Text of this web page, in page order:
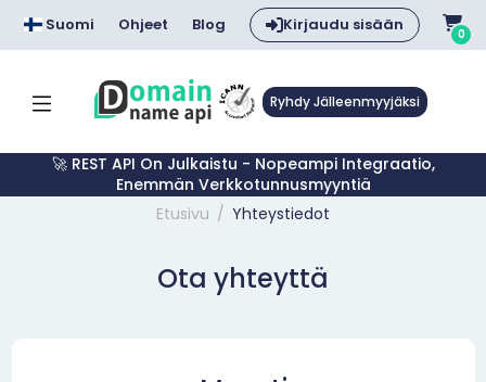
Suomi Ohjeet Blog Kirjaudu sisään 0
Ryhdy Jälleenmyyjäksi
🚀 REST API On Julkaistu - Nopeampi Integraatio,
Enemmän Verkkotunnusmyyntiä
Etusivu
Yhteystiedot
Ota yhteyttä